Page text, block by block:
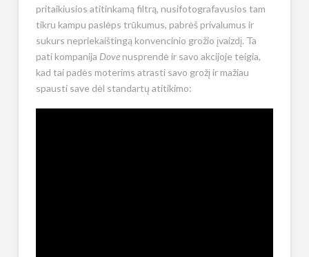
pritaikiusios atitinkamą filtrą, nusifotografavusios tam
tikru kampu paslėps trūkumus, pabrėš privalumus ir
sukurs nepriekaištingą konvencinio grožio įvaizdį. Ta
pati kompanija Dovenusprendė ir savo akcijoje teigia,
kad tai padės moterims atrasti savo grožį ir mažiau
spausti save dėl standartų atitikimo: